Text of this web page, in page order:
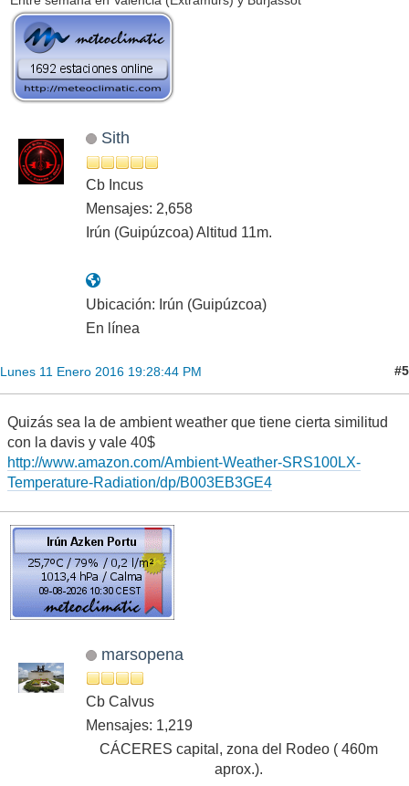
Sith
Cb Incus
Mensajes: 2,658
Irún (Guipúzcoa) Altitud 11m.
Ubicación: Irún (Guipúzcoa)
En línea
Lunes 11 Enero 2016 19:28:44 PM #5
Quizás sea la de ambient weather que tiene cierta similitud
con la davis y vale 40$
http://www.amazon.com/Ambient-Weather-SRS100LX-
Temperature-Radiation/dp/B003EB3GE4
marsopena
Cb Calvus
Mensajes: 1,219
CÁCERES capital, zona del Rodeo ( 460m
aprox.).